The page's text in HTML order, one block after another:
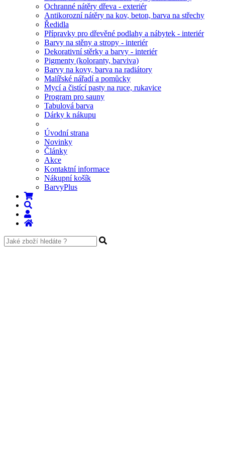
Ochranné nátěry dřeva - exteriér
Antikorozní nátěry na kov, beton, barva na střechy
Ředidla
Přípravky pro dřevěné podlahy a nábytek - interiér
Barvy na stěny a stropy - interiér
Dekorativní stěrky a barvy - interiér
Pigmenty (koloranty, barviva)
Barvy na kovy, barva na radiátory
Malířské nářadí a pomůcky
Mycí a čistící pasty na ruce, rukavice
Program pro sauny
Tabulová barva
Dárky k nákupu
Úvodní strana
Novinky
Články
Akce
Kontaktní informace
Nákupní košík
BarvyPlus